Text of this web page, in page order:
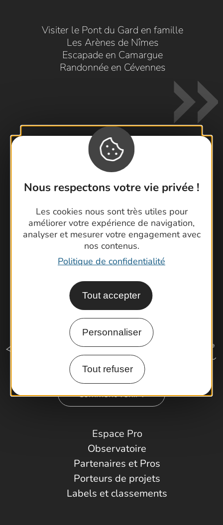
Nous respectons votre vie privée !
Les cookies nous sont très utiles pour
améliorer votre expérience de navigation,
analyser et mesurer votre engagement avec
nos contenus.
Politique de confidentialité
Tout accepter
Personnaliser
Tout refuser
Visiter le Pont du Gard en famille
Les Arènes de Nîmes
Escapade en Camargue
Randonnée en Cévennes
Contactez-nous !
Foire aux questions
Cartoguides et Topoguides
Latitude Gard
Comment venir ?
Espace Pro
Observatoire
Partenaires et Pros
Porteurs de projets
Labels et classements